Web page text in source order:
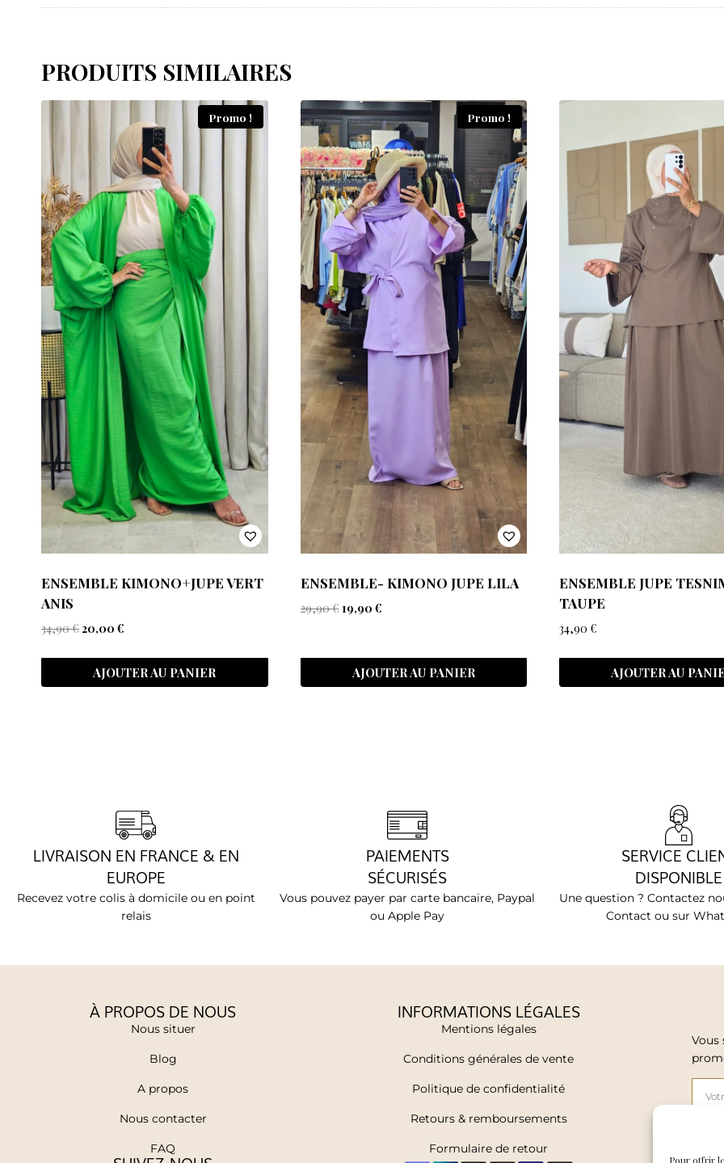
Pour offrir
PRODUITS SIMILAIRES
Promo !
ENSEMBLE KIMONO+JUPE VERT
ANIS
34,90€20,00 €
AJOUTER AU PANIER
Promo !
ENSEMBLE- KIMONO JUPE LILA
29,90€19,90 €
AJOUTER AU PANIER
ENSEMBLE JUPE
TAUPE
34,90 €
AJOUTER AU
LIVRAISON EN FRANCE & EN
EUROPE
Recevez votre colis à domicile ou en point
relais
PAIEMENTS
SÉCURISÉS
Vous pouvez payer par carte bancaire, Paypal
ou Apple Pay
SERVICE
DISPONIBLE
Une question ? Contactez
Contact ou sur
À PROPOS DE NOUS
Nous situer
Blog
A propos
Nous contacter
FAQ
INFORMATIONS LÉGALES
Mentions légales
Conditions générales de vente
Politique de confidentialité
Retours & remboursements
Formulaire de retour
Vous